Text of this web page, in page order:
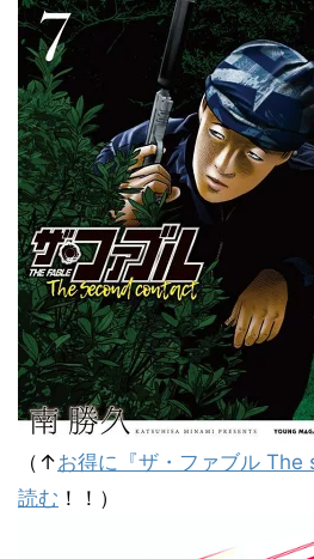
（↑お得に『ザ・ファブル
読む ！！）